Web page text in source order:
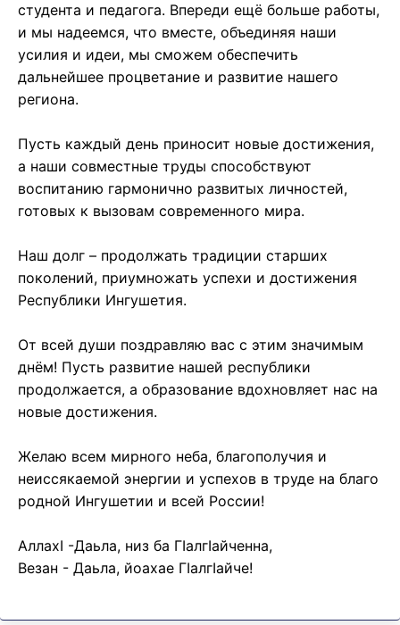
студента и педагога. Впереди ещё больше работы,
и мы надеемся, что вместе, объединяя наши
усилия и идеи, мы сможем обеспечить
дальнейшее процветание и развитие нашего
региона.
Пусть каждый день приносит новые достижения,
а наши совместные труды способствуют
воспитанию гармонично развитых личностей,
готовых к вызовам современного мира.
Наш долг – продолжать традиции старших
поколений, приумножать успехи и достижения
Республики Ингушетия.
От всей души поздравляю вас с этим значимым
днём! Пусть развитие нашей республики
продолжается, а образование вдохновляет нас на
новые достижения.
Желаю всем мирного неба, благополучия и
неиссякаемой энергии и успехов в труде на благо
родной Ингушетии и всей России!
АллахI -Даьла, низ ба Гӏалгӏайченна,
Везан - Даьла, йоахае Гӏалгӏайче!